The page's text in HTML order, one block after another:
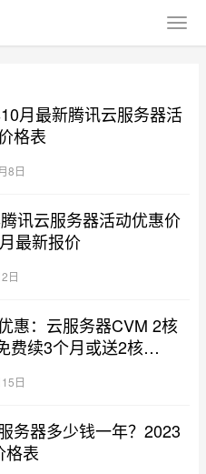
月最新腾讯云服务器活
格表
8日
讯云服务器活动优惠价
最新报价
日
惠：云服务器CVM 2核
费续3个月或送2核
日
务器多少钱一年？2023
格表